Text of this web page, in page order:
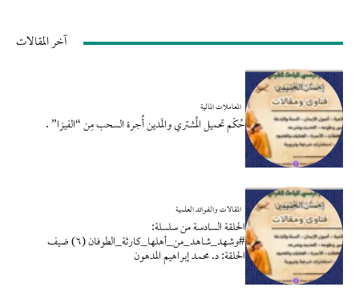
آخر المقالات
المعاملات المالية
حُكْم تحميل المُشتري والمَدين أُجرة السحب مِن “الفيزا” .
المقالات والفوائد العلمية
الحلقة السادسة من سلسلة:
#وشهد_شاهد_من_أهلها_كارثة_الطوفان (٦) ضيف
الحلقة: د. محمد إبراهيم المدهون